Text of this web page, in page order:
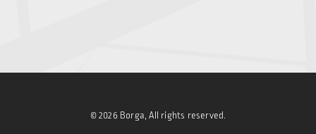
© 2026 Borga, All rights reserved.